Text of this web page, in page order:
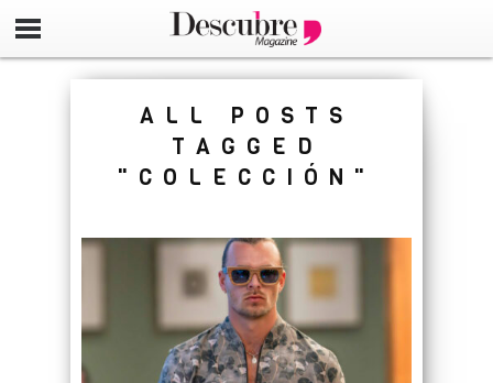
google-site-
ALL POSTS
TAGGED
"COLECCIÓN"